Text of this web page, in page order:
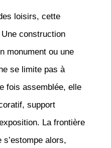
loisirs, cette
Une construction
monument ou une
se limite pas à
fois assemblée, elle
support
La frontière
alors,